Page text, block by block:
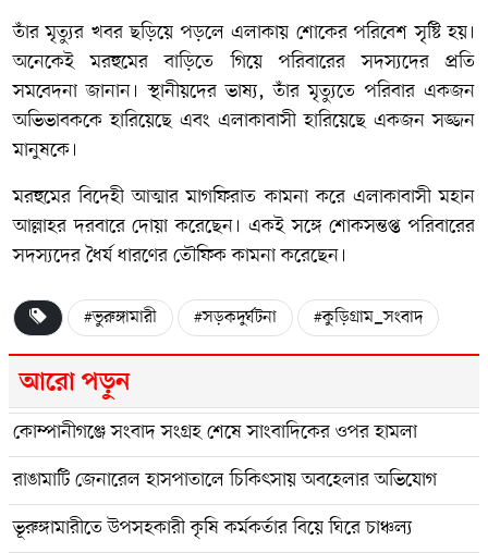
তাঁর মৃত্যুর খবর ছড়িয়ে পড়লে এলাকায় শোকের পরিবেশ সৃষ্টি হয়।
অনেকেই মরহুমের বাড়িতে গিয়ে পরিবারের সদস্যদের প্রতি
সমবেদনা জানান। স্থানীয়দের ভাষ্য, তাঁর মৃত্যুতে পরিবার একজন
অভিভাবককে হারিয়েছে এবং এলাকাবাসী হারিয়েছে একজন সজ্জন
মানুষকে।
মরহুমের বিদেহী আত্মার মাগফিরাত কামনা করে এলাকাবাসী মহান
আল্লাহর দরবারে দোয়া করেছেন। একই সঙ্গে শোকসন্তপ্ত পরিবারের
সদস্যদের ধৈর্য ধারণের তৌফিক কামনা করেছেন।
#ভুরুঙ্গামারী #সড়কদুর্ঘটনা #কুড়িগ্রাম_সংবাদ
আরো পড়ুন
কোম্পানীগঞ্জে সংবাদ সংগ্রহ শেষে সাংবাদিকের ওপর হামলা
রাঙামাটি জেনারেল হাসপাতালে চিকিৎসায় অবহেলার অভিযোগ
ভূরুঙ্গামারীতে উপসহকারী কৃষি কর্মকর্তার বিয়ে ঘিরে চাঞ্চল্য